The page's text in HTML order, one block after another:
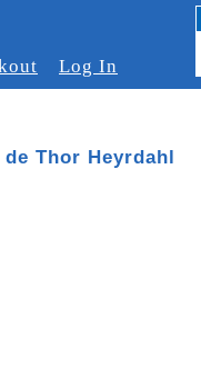
Log In
Thor Heyrdahl